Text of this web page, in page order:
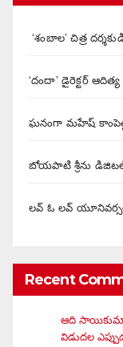
‘శంబాల’ చిత్ర
‘దందా’ డైరెక్ట‌ర్
ఘనంగా మహేష్
బోయపాటి శ్రీను
లవ్ ఓ లవ్
Recent
ఆది సాయికుమార్
విడుదల